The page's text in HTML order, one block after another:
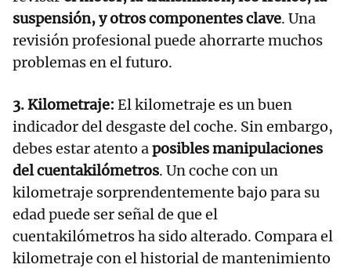
suspensión, y otros componentes clave. Una
revisión profesional puede ahorrarte muchos
problemas en el futuro.
3. Kilometraje: El kilometraje es un buen
indicador del desgaste del coche. Sin embargo,
debes estar atento aposibles manipulaciones
del cuentakilómetros. Un coche con un
kilometraje sorprendentemente bajo para su
edad puede ser señal de que el
cuentakilómetros ha sido alterado. Compara el
kilometraje con el historial de mantenimiento